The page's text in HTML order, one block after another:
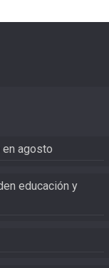
en agosto
educación y